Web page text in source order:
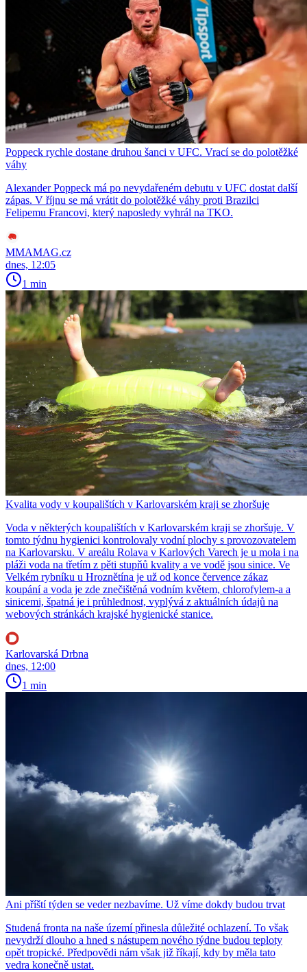
Poppeck rychle dostane druhou šanci v UFC. Vrací se do polotěžké
váhy
Alexander Poppeck má po nevydařeném debutu v UFC dostat další
zápas. V říjnu se má vrátit do polotěžké váhy proti Brazilci
Felipemu Francovi, který naposledy vyhrál na TKO.
MMAMAG.cz
dnes, 12:05
1 min
Kvalita vody v koupalištích v Karlovarském kraji se zhoršuje
Voda v některých koupalištích v Karlovarském kraji se zhoršuje. V
tomto týdnu hygienici kontrolovaly vodní plochy s provozovatelem
na Karlovarsku. V areálu Rolava v Karlových Varech je u mola i na
pláži voda na třetím z pěti stupňů kvality a ve vodě jsou sinice. Ve
Velkém rybníku u Hroznětína je už od konce července zákaz
koupání a voda je zde znečištěná vodním květem, chlorofylem-a a
sinicemi, špatná je i průhlednost, vyplývá z aktuálních údajů na
webových stránkách krajské hygienické stanice.
Karlovarská Drbna
dnes, 12:00
1 min
Ani příští týden se veder nezbavíme. Už víme dokdy budou trvat
Studená fronta na naše území přinesla důležité ochlazení. To však
nevydrží dlouho a hned s nástupem nového týdne budou teploty
opět tropické. Předpovědi nám však již říkají, kdy by měla tato
vedra konečně ustat.